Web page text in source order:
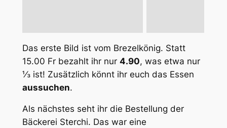
Das erste Bild ist vom Brezelkönig. Statt
15.00 Fr bezahlt ihr nur 4.90, was etwa nur
⅓ ist! Zusätzlich könnt ihr euch das Essen
aussuchen.
Als nächstes seht ihr die Bestellung der
Bäckerei Sterchi. Das war eine